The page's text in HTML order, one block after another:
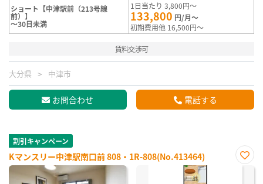
ショート【中津駅前（213号線
前）】
～30日未満
1日当たり 3,800円～
133,800 円/月～
初期費用他 16,500円～
賃料交渉可
大分県 中津市
お問合わせ 電話する
割引キャンペーン
Kマンスリー中津駅南口前 808・1R-808(No.413464)
お気